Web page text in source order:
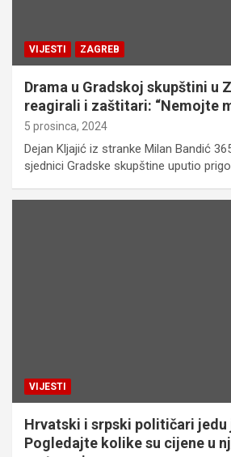
VIJESTI ZAGREB
Drama u Gradskoj skupštini u
reagirali i zaštitari: “Nemojte
5 prosinca, 2024
Dejan Kljajić iz stranke Milan Bandić
sjednici Gradske skupštine uputio
VIJESTI
Hrvatski i srpski političari
Pogledajte kolike su cijene u